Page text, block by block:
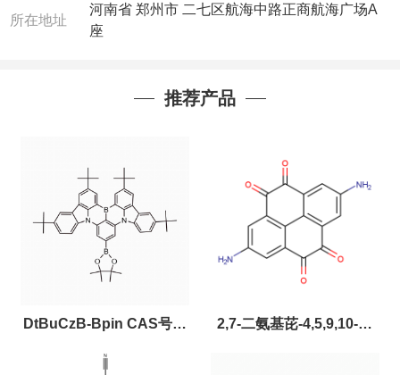
所在地址
河南省 郑州市 二七区航海中路正商航海广场A
座
推荐产品
DtBuCzB-Bpin CAS号：
2643331-97-7
2,7-二氨基芘-4,5,9,10-四